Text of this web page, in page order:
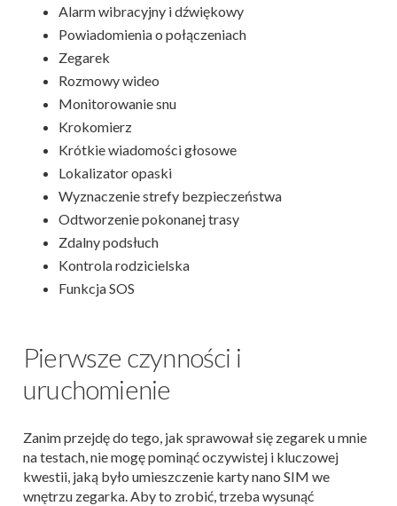
Alarm wibracyjny i dźwiękowy
Powiadomienia o połączeniach
Zegarek
Rozmowy wideo
Monitorowanie snu
Krokomierz
Krótkie wiadomości głosowe
Lokalizator opaski
Wyznaczenie strefy bezpieczeństwa
Odtworzenie pokonanej trasy
Zdalny podsłuch
Kontrola rodzicielska
Funkcja SOS
Pierwsze czynności i
uruchomienie
Zanim przejdę do tego, jak sprawował się zegarek u mnie
na testach, nie mogę pominąć oczywistej i kluczowej
kwestii, jaką było umieszczenie karty nano SIM we
wnętrzu zegarka. Aby to zrobić, trzeba wysunąć